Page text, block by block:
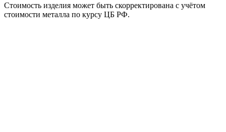
Стоимость изделия может быть скорректирована с учётом
стоимости металла по курсу ЦБ РФ.